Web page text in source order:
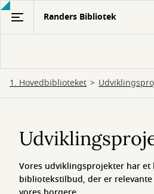
Gå
hovedindhold
Randers Bibliotek
1. Hovedbiblioteket
Vores udviklingsprojekter har
bibliotekstilbud, der er